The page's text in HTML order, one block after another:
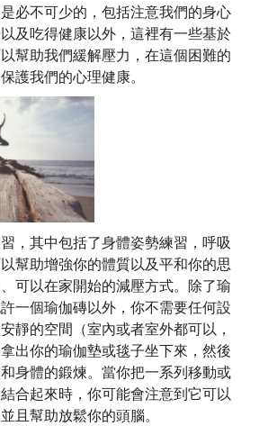
必不可少的，包括注意我們的身心
及吃得健康以外，這裡有一些基於
幫助我們緩解壓力，在這個困難的
護我們的心理健康。
，其中包括了身體姿勢練習，呼吸
幫助增強你的體質以及平和你的思
可以在家開始的減壓方式。除了瑜
一個瑜伽磚以外，你不需要任何設
靜的空間（室內或者室外都可以，
出你的瑜伽墊或毯子坐下來，然後
身體的鍛煉。當你把一系列移動或
合起來時，你可能會注意到它可以
且幫助放鬆你的頭腦。